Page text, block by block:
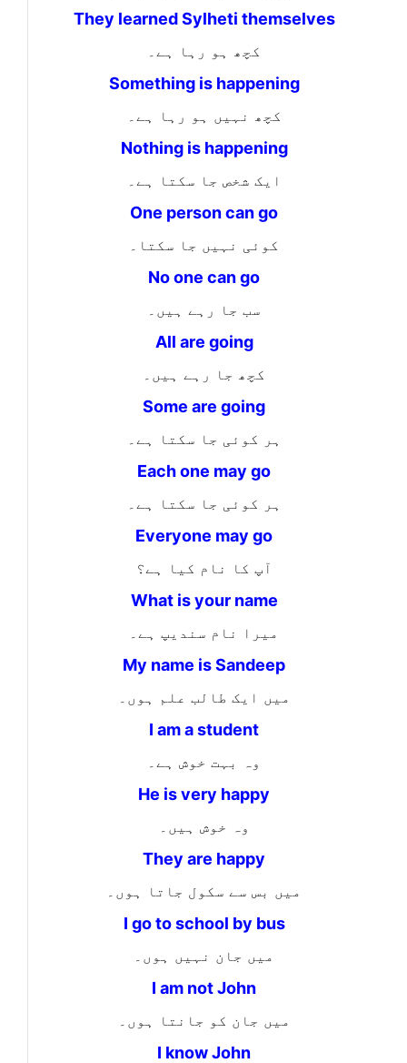
They learned Sylheti themselves
کچھ ہو رہا ہے۔
Something is happening
کچھ نہیں ہو رہا ہے۔
Nothing is happening
ایک شخص جا سکتا ہے۔
One person can go
کوئی نہیں جا سکتا۔
No one can go
سب جا رہے ہیں۔
All are going
کچھ جا رہے ہیں۔
Some are going
ہر کوئی جا سکتا ہے۔
Each one may go
ہر کوئی جا سکتا ہے۔
Everyone may go
آپ کا نام کیا ہے؟
What is your name
میرا نام سندیپ ہے۔
My name is Sandeep
میں ایک طالب علم ہوں۔
I am a student
وہ بہت خوش ہے۔
He is very happy
وہ خوش ہیں۔
They are happy
میں بس سے سکول جاتا ہوں۔
I go to school by bus
میں جان نہیں ہوں۔
I am not John
میں جان کو جانتا ہوں۔
I know John